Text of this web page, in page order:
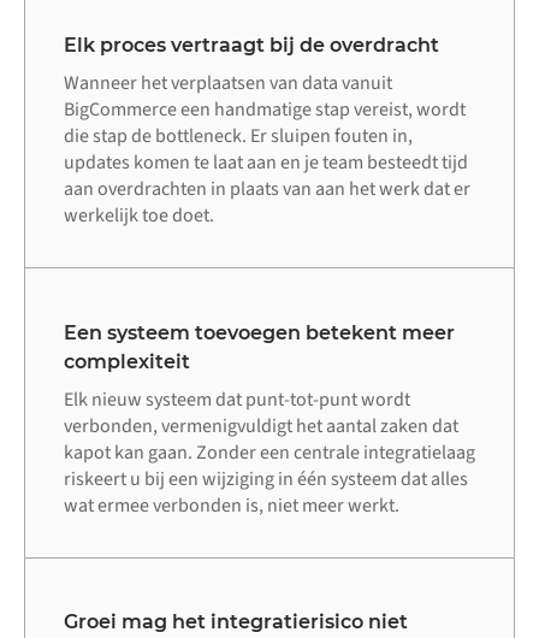
Elk proces vertraagt bij de overdracht
Wanneer het verplaatsen van data vanuit
BigCommerce een handmatige stap vereist, wordt
die stap de bottleneck. Er sluipen fouten in,
updates komen te laat aan en je team besteedt tijd
aan overdrachten in plaats van aan het werk dat er
werkelijk toe doet.
Een systeem toevoegen betekent meer
complexiteit
Elk nieuw systeem dat punt-tot-punt wordt
verbonden, vermenigvuldigt het aantal zaken dat
kapot kan gaan. Zonder een centrale integratielaag
riskeert u bij een wijziging in één systeem dat alles
wat ermee verbonden is, niet meer werkt.
Groei mag het integratierisico niet